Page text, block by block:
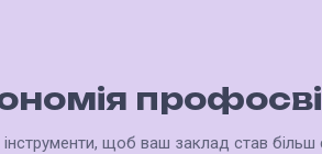
щоб ваш заклад став більш